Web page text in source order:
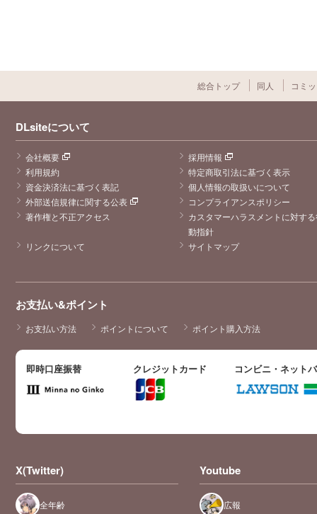
総合トップ 同人 コミ
DLsiteについて
会社概要
採用情報
利用規約
特定商取引法に基づく表示
資金決済法に基づく表記
個人情報の取扱いについて
外部送信規律に関する公表
コンプライアンスポリシー
著作権と不正アクセス
カスタマーハラスメントに対す
動指針
リンクについて
サイトマップ
お支払い&ポイント
お支払い方法 ポイントについて ポイント購入方法
即時口座振替 クレジットカード コンビニ・ネット
X(Twitter)
全年齢
Youtube
広報